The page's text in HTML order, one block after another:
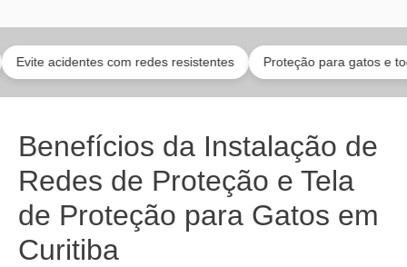
acidentes com redes resistentes Proteção para gatos e toda a
Benefícios da Instalação de
Redes de Proteção e Tela
de Proteção para Gatos em
Curitiba